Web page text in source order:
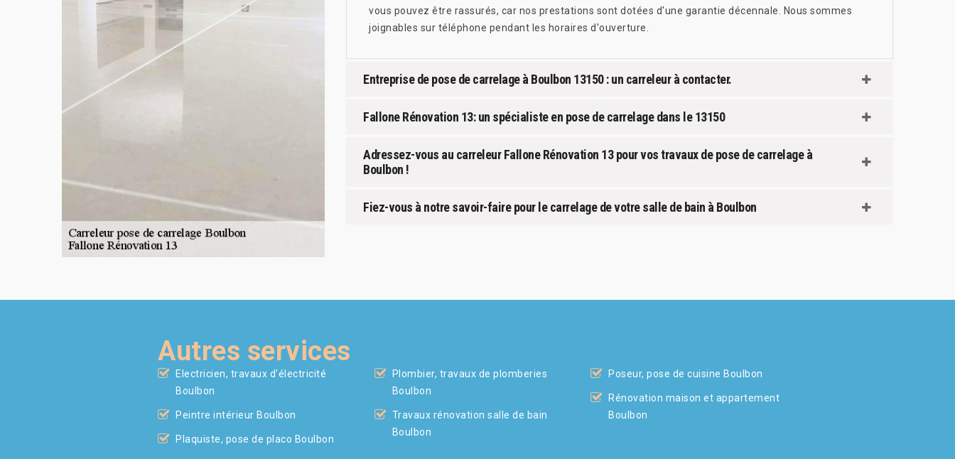
vous pouvez être rassurés, car nos prestations sont dotées d'une garantie décennale. Nous sommes
joignables sur téléphone pendant les horaires d'ouverture.
Entreprise de pose de carrelage à Boulbon 13150 : un carreleur à contacter.
Fallone Rénovation 13: un spécialiste en pose de carrelage dans le 13150
Adressez-vous au carreleur Fallone Rénovation 13 pour vos travaux de pose de carrelage à
Boulbon !
Fiez-vous à notre savoir-faire pour le carrelage de votre salle de bain à Boulbon
Autres services
Electricien, travaux d'électricité
Boulbon
Peintre intérieur Boulbon
Plaquiste, pose de placo Boulbon
Plombier, travaux de plomberies
Boulbon
Travaux rénovation salle de bain
Boulbon
Poseur, pose de cuisine Boulbon
Rénovation maison et appartement
Boulbon